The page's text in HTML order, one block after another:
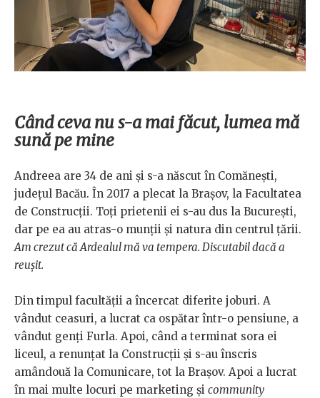
Când ceva nu s-a mai făcut, lumea mă
sună pe mine
Andreea are 34 de ani și s-a născut în Comănești,
județul Bacău. În 2017 a plecat la Brașov, la Facultatea
de Construcții. Toți prietenii ei s-au dus la București,
dar pe ea au atras-o munții și natura din centrul țării.
Am crezut că Ardealul mă va tempera. Discutabil dacă a
reușit.
Din timpul facultății a încercat diferite joburi. A
vândut ceasuri, a lucrat ca ospătar într-o pensiune, a
vândut genți Furla. Apoi, când a terminat sora ei
liceul, a renunțat la Construcții și s-au înscris
amândouă la Comunicare, tot la Brașov. Apoi a lucrat
în mai multe locuri pe marketing și community